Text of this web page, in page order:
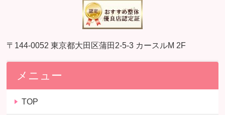
〒144-0052 東京都大田区蒲田2-5-3 カースルM 2F
メニュー
TOP